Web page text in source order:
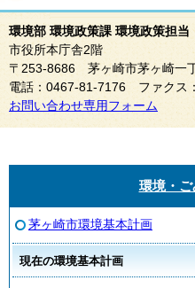
環境部 環境政策課 環境政策担当
市役所本庁舎2階
〒253-8686 茅ヶ崎市茅ヶ崎一
電話：0467-81-7176 ファクス
お問い合わせ専用フォーム
環境・ご
茅ヶ崎市環境基本計画
現在の環境基本計画